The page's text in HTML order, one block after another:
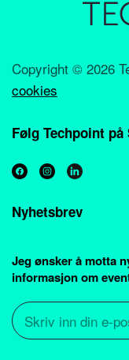
Copyright © 2026
cookies
Følg Techpoint
Nyhetsbrev
Jeg ønsker å motta
informasjon om